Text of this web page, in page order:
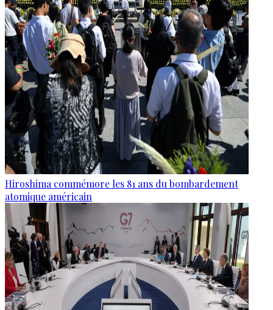
Hiroshima commémore les 81 ans du bombardement
atomique américain